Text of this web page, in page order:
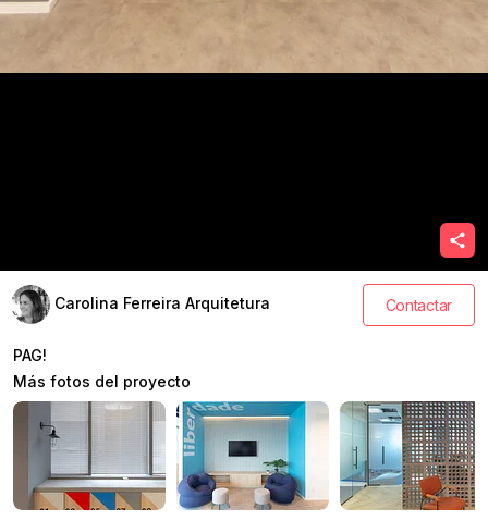
Carolina Ferreira Arquitetura Contactar
PAG!
Más fotos del proyecto